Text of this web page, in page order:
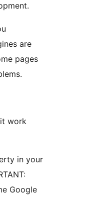
are
pages
work
in your
Google